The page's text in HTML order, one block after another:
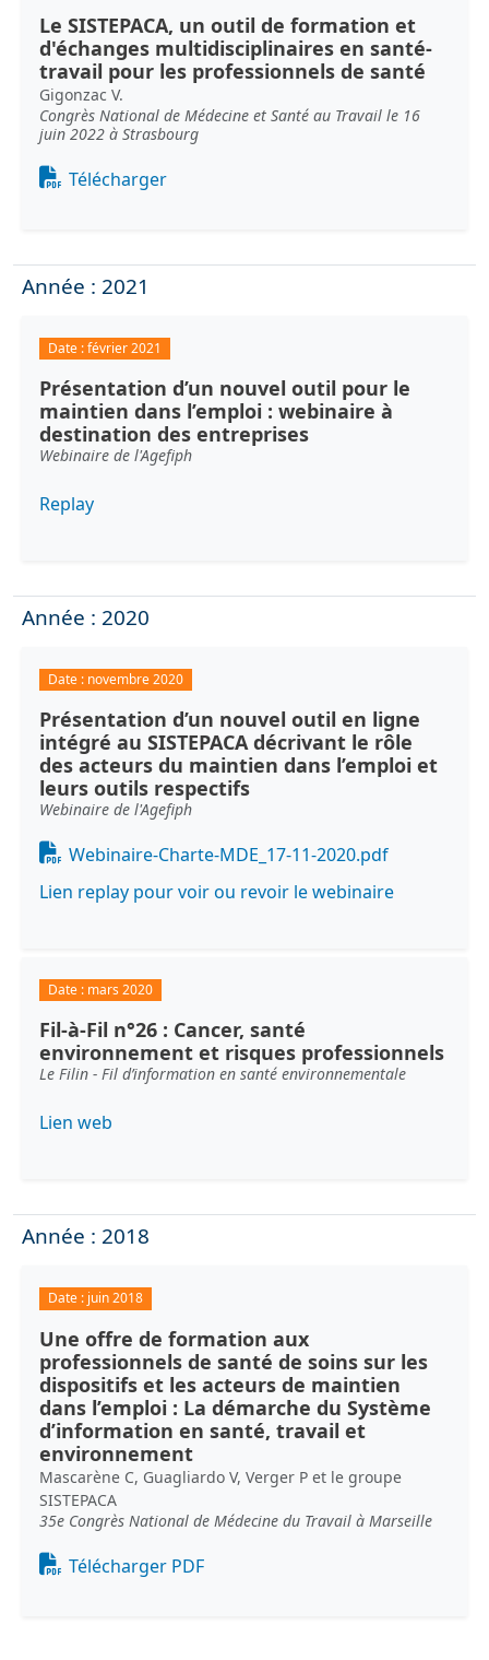
Le SISTEPACA, un outil de formation et
d'échanges multidisciplinaires en santé-
travail pour les professionnels de santé
Gigonzac V.
Congrès National de Médecine et Santé au Travail le 16
juin 2022 à Strasbourg
Document
Télécharger
Année : 2021
Date :février 2021
Présentation d’un nouvel outil pour le
maintien dans l’emploi : webinaire à
destination des entreprises
Webinaire de l'Agefiph
Replay
Année : 2020
Date : novembre 2020
Présentation d’un nouvel outil en ligne
intégré au SISTEPACA décrivant le rôle
des acteurs du maintien dans l’emploi et
leurs outils respectifs
Webinaire de l'Agefiph
Document
Webinaire-Charte-MDE_17-11-2020.pdf
Lien replay pour voir ou revoir le webinaire
Date : mars 2020
Fil-à-Fil n°26 : Cancer, santé
environnement et risques professionnels
Le Filin - Fil d’information en santé environnementale
Lien web
Année : 2018
Date : juin 2018
Une offre de formation aux
professionnels de santé de soins sur les
dispositifs et les acteurs de maintien
dans l’emploi : La démarche du Système
d’information en santé, travail et
environnement
Mascarène C, Guagliardo V, Verger P et le groupe
SISTEPACA
35e Congrès National de Médecine du Travail à Marseille
Document
Télécharger PDF